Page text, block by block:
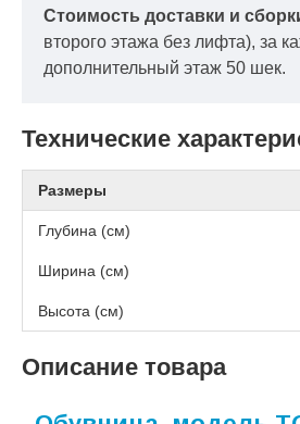
Стоимость доставки и
второго этажа без лифта), за
дополнительный этаж 50 шек.
Технические
Размеры
Глубина (см)
Ширина (см)
Высота (см)
Описание товара